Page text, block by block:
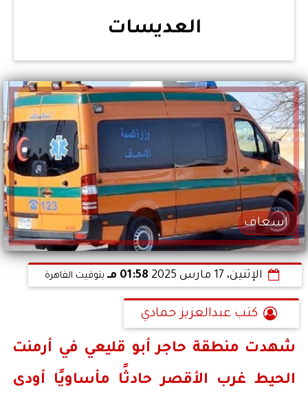
العديسات
اسعاف
الإثنين، 17 مارس 2025 01:58 مـ بتوقيت القاهرة
كتب عبدالعزيز حمادي
شهدت منطقة حاجر أبو قليعي في أرمنت
الحيط غرب الأقصرحادثًا مأساويًا أودى